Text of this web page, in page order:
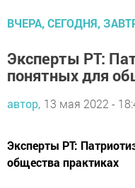
ВЧЕРА, СЕГОДНЯ,
Эксперты РТ:
понятных для
автор, 13 мая 2022 -
Эксперты РТ:
общества практиках